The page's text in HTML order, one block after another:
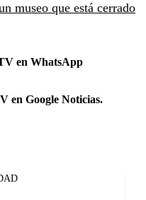
museo que está cerrado
en WhatsApp
en Google Noticias.